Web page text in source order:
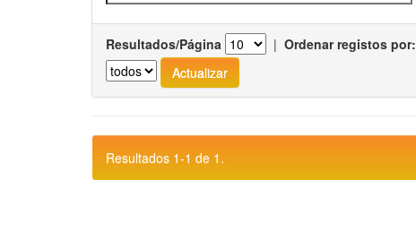
Resultados/Página | Ordenar registos por:
Resultados 1-1 de 1.